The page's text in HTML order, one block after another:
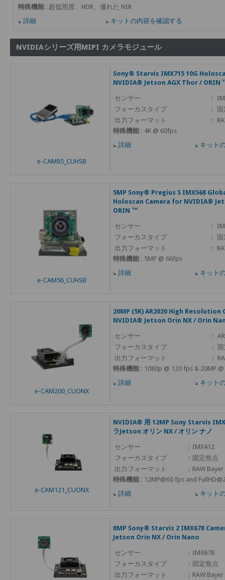
特殊機能 : 超低照度、HDR、優れた NIR
詳細
キットの内容を確認する
NVIDIAシリーズ用MIPI カメラモジュール
e-CAM85_CUHSB
Sony® Starvis IMX715 10G
NVIDIA® Jetson AGX Thor / ORIN
センサー :
フォーカスタイプ
:
出力フォーマット
:
特殊機能 : 4K @ 60fps
詳細
キット
e-CAM56_CUHSB
5MP Sony® Pregius S IMX568
Holoscan Camera for NVIDIA®
ORIN ™
センサー :
フォーカスタイプ
:
出力フォーマット
:
特殊機能 : 5MP @ 66fps
詳細
キット
e-CAM200_CUONX
20MP (5K) AR2020 High
NVIDIA® Jetson Orin NX / Orin
センサー :
フォーカスタイプ
:
出力フォーマット
:
特殊機能 : 1080p @ 120 fps & 20MP
詳細
キット
e-CAM121_CUONX
NVIDIA® 用 12MP Sony Starvis
ラJetson オリン NX / オリン ナノ
センサー : IMX412
フォーカスタイプ
: 固定焦点
出力フォーマット
: RAW
特殊機能 : 12MP@60 fps and
詳細
キット
8MP Sony® Starvis 2 IMX678
Jetson Orin NX / Orin Nano
センサー : IMX678
フォーカスタイプ
: 固定焦点
出力フォーマット
: RAW